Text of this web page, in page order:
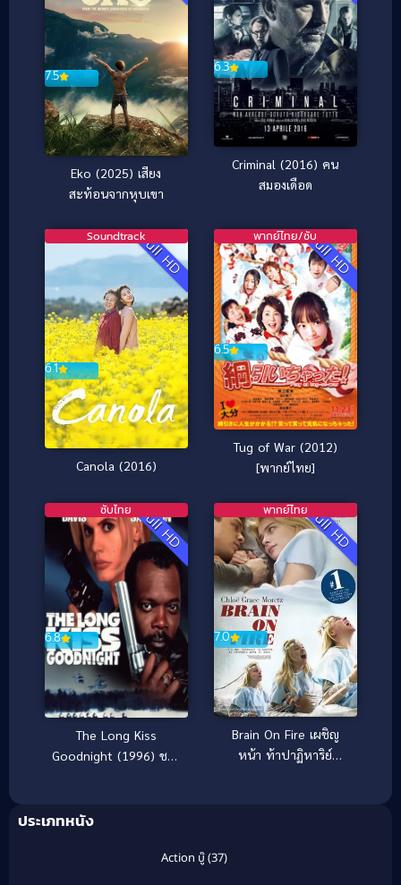
7.5
Eko (2025) เสียง
สะท้อนจากหุบเขา
6.3
Criminal (2016) คน
สมองเดือด
Full HD
6.1
Soundtrack
Canola (2016)
Full HD
6.5
พากย์ไทย/ซับ
Tug of War (2012)
[พากย์ไทย]
Full HD
6.8
ซับไทย
The Long Kiss
Goodnight (1996) ชาร์
Full HD
7.0
พากย์ไทย
Brain On Fire เผชิญ
หน้า ท้าปาฏิหาริย์
ประเภทหนัง
Action บู๊(37)